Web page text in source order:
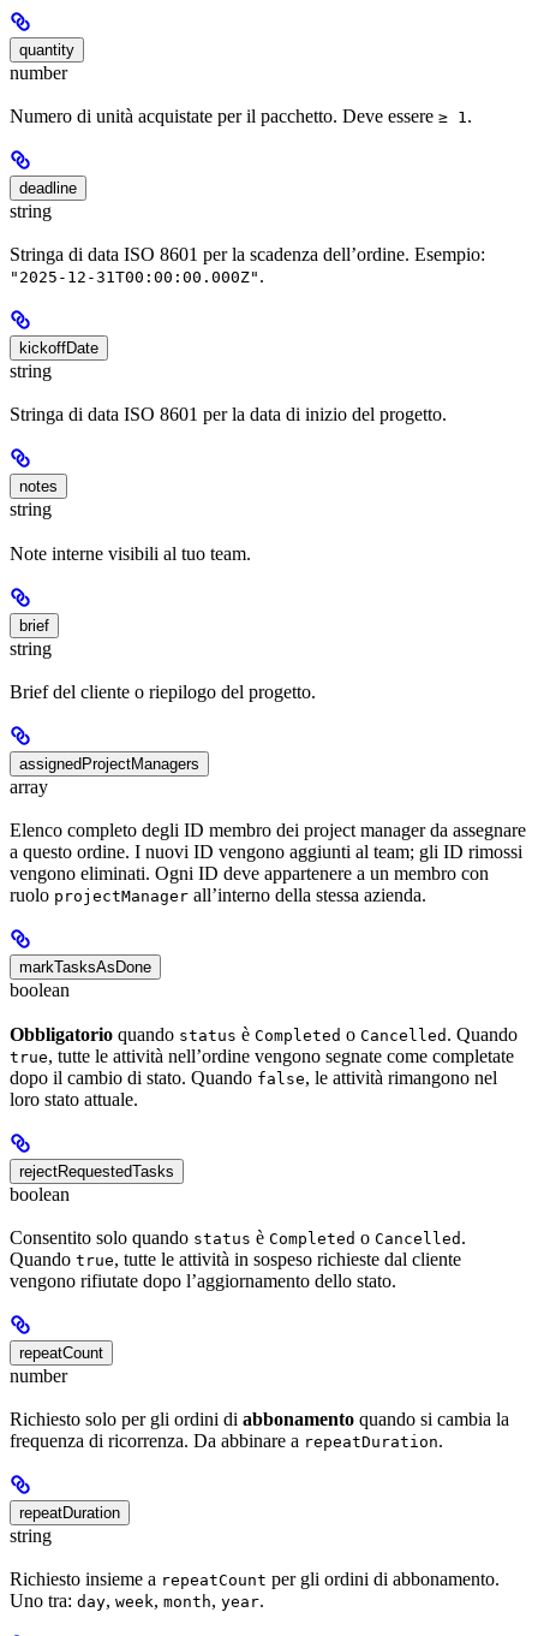
quantity
number
Numero di unità acquistate per il pacchetto. Deve essere ≥ 1 .
deadline
string
Stringa di data ISO 8601 per la scadenza dell’ordine. Esempio:
"2025-12-31T00:00:00.000Z" .
kickoffDate
string
Stringa di data ISO 8601 per la data di inizio del progetto.
notes
string
Note interne visibili al tuo team.
brief
string
Brief del cliente o riepilogo del progetto.
assignedProjectManagers
array
Elenco completo degli ID membro dei project manager da assegnare
a questo ordine. I nuovi ID vengono aggiunti al team; gli ID rimossi
vengono eliminati. Ogni ID deve appartenere a un membro con
ruolo projectManager all’interno della stessa azienda.
markTasksAsDone
boolean
Obbligatorio quando status è Completed o Cancelled . Quando
true, tutte le attività nell’ordine vengono segnate come completate
dopo il cambio di stato. Quando false, le attività rimangono nel
loro stato attuale.
rejectRequestedTasks
boolean
Consentito solo quando status è Completed o Cancelled .
Quando true, tutte le attività in sospeso richieste dal cliente
vengono rifiutate dopo l’aggiornamento dello stato.
repeatCount
number
Richiesto solo per gli ordini di abbonamento quando si cambia la
frequenza di ricorrenza. Da abbinare a repeatDuration.
repeatDuration
string
Richiesto insieme a repeatCount per gli ordini di abbonamento.
Uno tra: day, week, month, year.